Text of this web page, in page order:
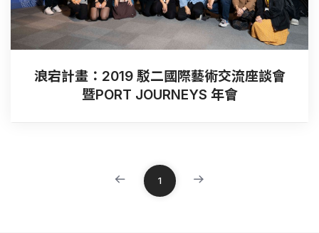
浪宕計畫：2019 駁二國際藝術交流座談會
暨PORT JOURNEYS 年會
1